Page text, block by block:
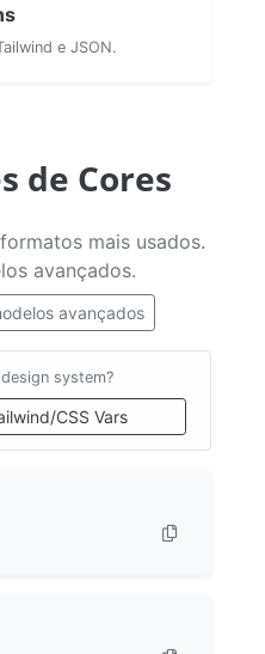
e JSON.
de Cores
mais usados.
avançados.
avançados
system?
CSS Vars